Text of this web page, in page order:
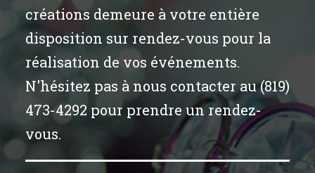
créations demeure à votre entière
disposition sur rendez-vous pour la
réalisation de vos événements.
N'hésitez pas à nous contacter au (819)
473-4292 pour prendre un rendez-
vous.